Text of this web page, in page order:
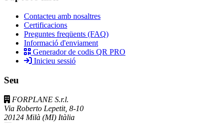
Contacteu amb nosaltres
Certificacions
Preguntes freqüents (FAQ)
Informació d'enviament
Generador de codis QR PRO
Inicieu sessió
Seu
FORPLANE S.r.l.
Via Roberto Lepetit, 8-10
20124 Milà (MI) Itàlia